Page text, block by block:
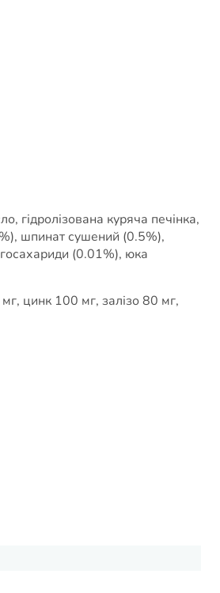
гідролізована куряча печінка,
шпинат сушений (0.5%),
(0.01%), юка
цинк 100 мг, залізо 80 мг,